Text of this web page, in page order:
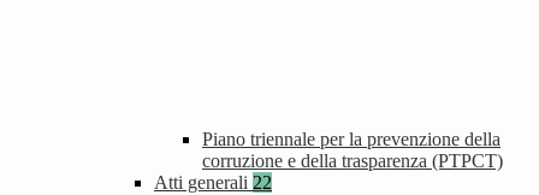
Piano triennale per la prevenzione della
corruzione e della trasparenza (PTPCT)
Atti generali 22